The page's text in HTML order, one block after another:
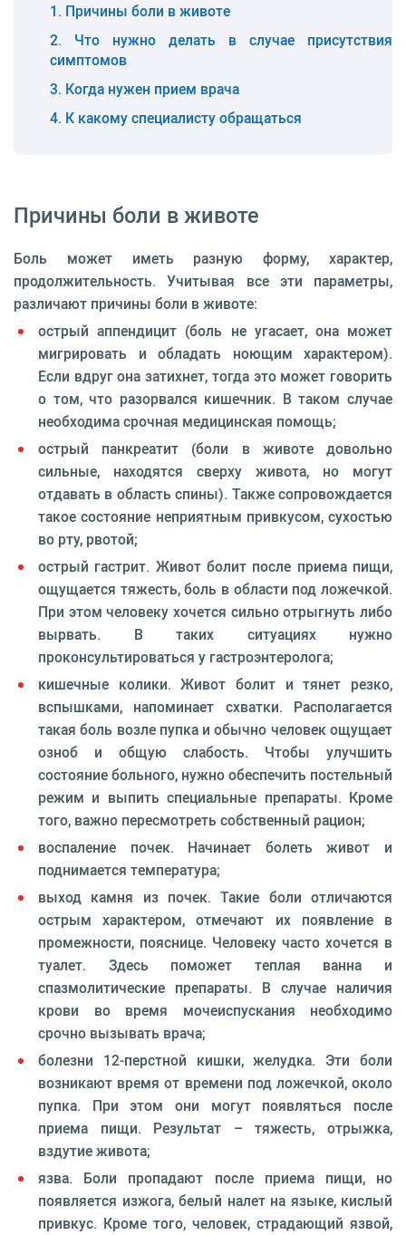
Причины боли в животе
Что нужно делать в случае присутствия
симптомов
Когда нужен прием врача
К какому специалисту обращаться
Причины боли в животе
Боль может иметь разную форму, характер,
продолжительность. Учитывая все эти параметры,
различают причины боли в животе:
острый аппендицит (боль не угасает, она может
мигрировать и обладать ноющим характером).
Если вдруг она затихнет, тогда это может говорить
о том, что разорвался кишечник. В таком случае
необходима срочная медицинская помощь;
острый панкреатит (боли в животе довольно
сильные, находятся сверху живота, но могут
отдавать в область спины). Также сопровождается
такое состояние неприятным привкусом, сухостью
во рту, рвотой;
острый гастрит. Живот болит после приема пищи,
ощущается тяжесть, боль в области под ложечкой.
При этом человеку хочется сильно отрыгнуть либо
вырвать. В таких ситуациях нужно
проконсультироваться у гастроэнтеролога;
кишечные колики. Живот болит и тянет резко,
вспышками, напоминает схватки. Располагается
такая боль возле пупка и обычно человек ощущает
озноб и общую слабость. Чтобы улучшить
состояние больного, нужно обеспечить постельный
режим и выпить специальные препараты. Кроме
того, важно пересмотреть собственный рацион;
воспаление почек. Начинает болеть живот и
поднимается температура;
выход камня из почек. Такие боли отличаются
острым характером, отмечают их появление в
промежности, пояснице. Человеку часто хочется в
туалет. Здесь поможет теплая ванна и
спазмолитические препараты. В случае наличия
крови во время мочеиспускания необходимо
срочно вызывать врача;
болезни 12-перстной кишки, желудка. Эти боли
возникают время от времени под ложечкой, около
пупка. При этом они могут появляться после
приема пищи. Результат – тяжесть, отрыжка,
вздутие живота;
язва. Боли пропадают после приема пищи, но
появляется изжога, белый налет на языке, кислый
привкус. Кроме того, человек, страдающий язвой,